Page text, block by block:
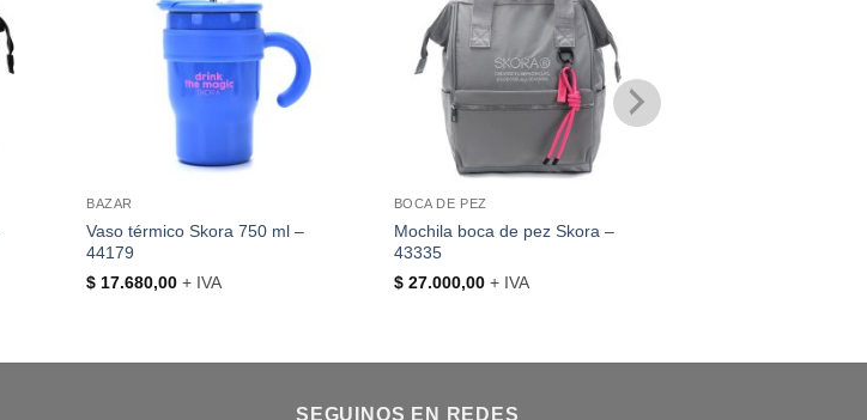
BAZAR
Vaso térmico Skora 750 ml –
44179
$ 17.680,00 + IVA
BOCA DE PEZ
Mochila boca de pez Skora –
43335
$27.000,00+ IVA
SEGUINOS EN REDES